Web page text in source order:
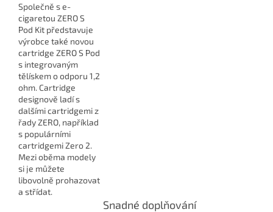
Společně s e-
cigaretou ZERO S
Pod Kit představuje
výrobce také novou
cartridge ZERO S Pod
s integrovaným
tělískem o odporu 1,2
ohm. Cartridge
designově ladí s
dalšími cartridgemi z
řady ZERO, například
s populárními
cartridgemi Zero 2.
Mezi oběma modely
si je můžete
libovolně prohazovat
a střídat.
Snadné doplňování